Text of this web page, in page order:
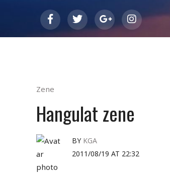
Zene
Hangulat zene
BY KGA
2011/08/19 AT 22:32